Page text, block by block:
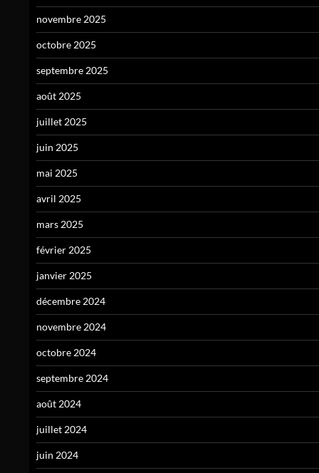
novembre 2025
octobre 2025
septembre 2025
août 2025
juillet 2025
juin 2025
mai 2025
avril 2025
mars 2025
février 2025
janvier 2025
décembre 2024
novembre 2024
octobre 2024
septembre 2024
août 2024
juillet 2024
juin 2024